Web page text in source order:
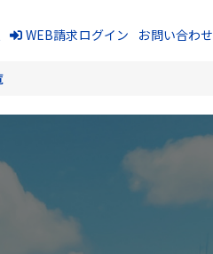
WEB請求ログイン お問い合わせ